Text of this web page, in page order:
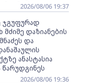
2026/08/06 19:37
ჯგუფურად
დაზიანების
და
ანასტასია
2026/08/06 19:36